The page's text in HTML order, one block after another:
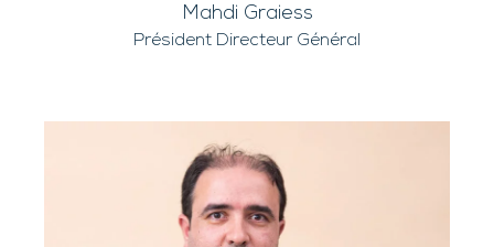
Mahdi Graiess
Président Directeur Général